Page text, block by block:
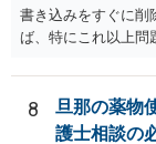
書き込みをすぐに削
ば、特にこれ以上問
8
旦那の薬物
護士相談の